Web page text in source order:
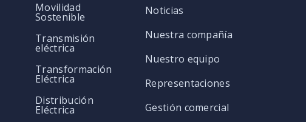
Movilidad
Sostenible
Transmisión
eléctrica
Transformación
Eléctrica
Distribución
Eléctrica
Noticias
Nuestra compañía
Nuestro equipo
Representaciones
Gestión comercial